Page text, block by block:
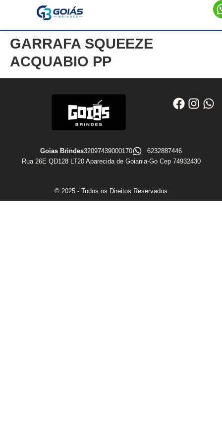
GARRAFA SQUEEZE
ACQUABIO PP
Goias Brindes32097439000170
6232887446
Rua 26E QD128 LT20 Aparecida de Goiania-Go Cep 74932430
© 2025 - Todos os Direitos Reservados